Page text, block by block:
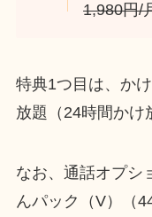
1,980円/
特典1つ目は、か
放題（24時間かけ
なお、通話オプシ
んパック（V）（